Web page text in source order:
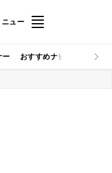
ニュー
ー おすすめナビ マイナビ